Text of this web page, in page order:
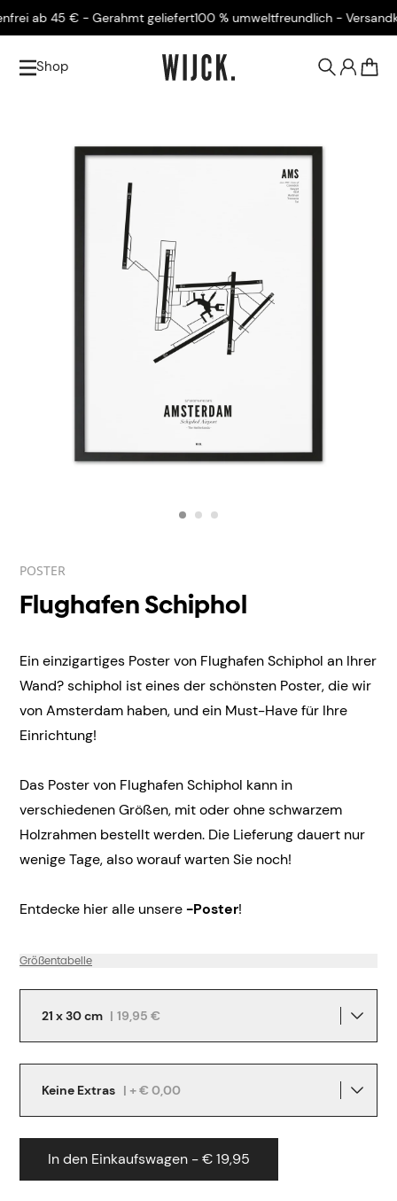
ab 45 € - Gerahmt geliefert100 % umweltfreundlich -
Shop
POSTER
Flughafen Schiphol
Ein einzigartiges Poster von Flughafen Schiphol an Ihrer
Wand? schiphol ist eines der schönsten Poster, die wir
von Amsterdam haben, und ein Must-Have für Ihre
Einrichtung!
Das Poster von Flughafen Schiphol kann in
verschiedenen Größen, mit oder ohne schwarzem
Holzrahmen bestellt werden. Die Lieferung dauert nur
wenige Tage, also worauf warten Sie noch!
Entdecke hier alle unsere-Poster!
Größentabelle
21 x 30 cm | 19,95 €
Keine Extras | + € 0,00
In den Einkaufswagen - € 19,95